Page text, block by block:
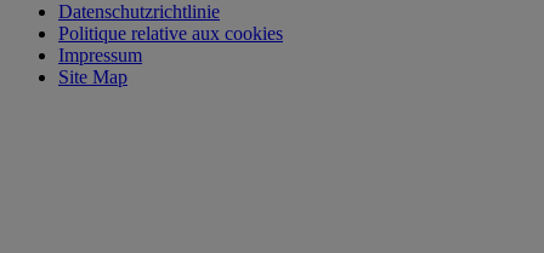
Datenschutzrichtlinie
Politique relative aux cookies
Impressum
Site Map